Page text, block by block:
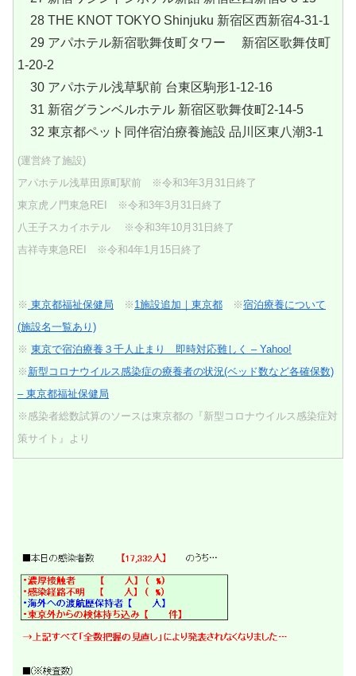
28 THE KNOT TOKYO Shinjuku 新宿区西新宿4-31-1
29 アパホテル新宿歌舞伎町タワー 新宿区歌舞伎町
1-20-2
30 アパホテル浅草駅前 台東区駒形1-12-16
31 新宿グランベルホテル 新宿区歌舞伎町2-14-5
32 東京都ペット同伴宿泊療養施設 品川区東八潮3-1
(運営終了施設)
アパホテル浅草田原町駅前 ※令和3年3月31日終了
東京虎ノ門東急REI ※令和3年3月31日終了
八王子スカイホテル ※令和3年10月31日終了
吉祥寺東急REI ※令和4年1月15日終了
※ 東京都福祉保健局 ※ 1施設追加｜東京都 ※宿泊療養について
(施設名一覧あり)
※ 東京で宿泊療養３千人止まり 即時対応難しく – Yahoo!
※ 新型コロナウイルス感染症の療養者の状況(ベッド数など各確保数)
– 東京都福祉保健局
※感染者総数試算のソースは東京都の『新型コロナウイルス感染症対
策サイト』より